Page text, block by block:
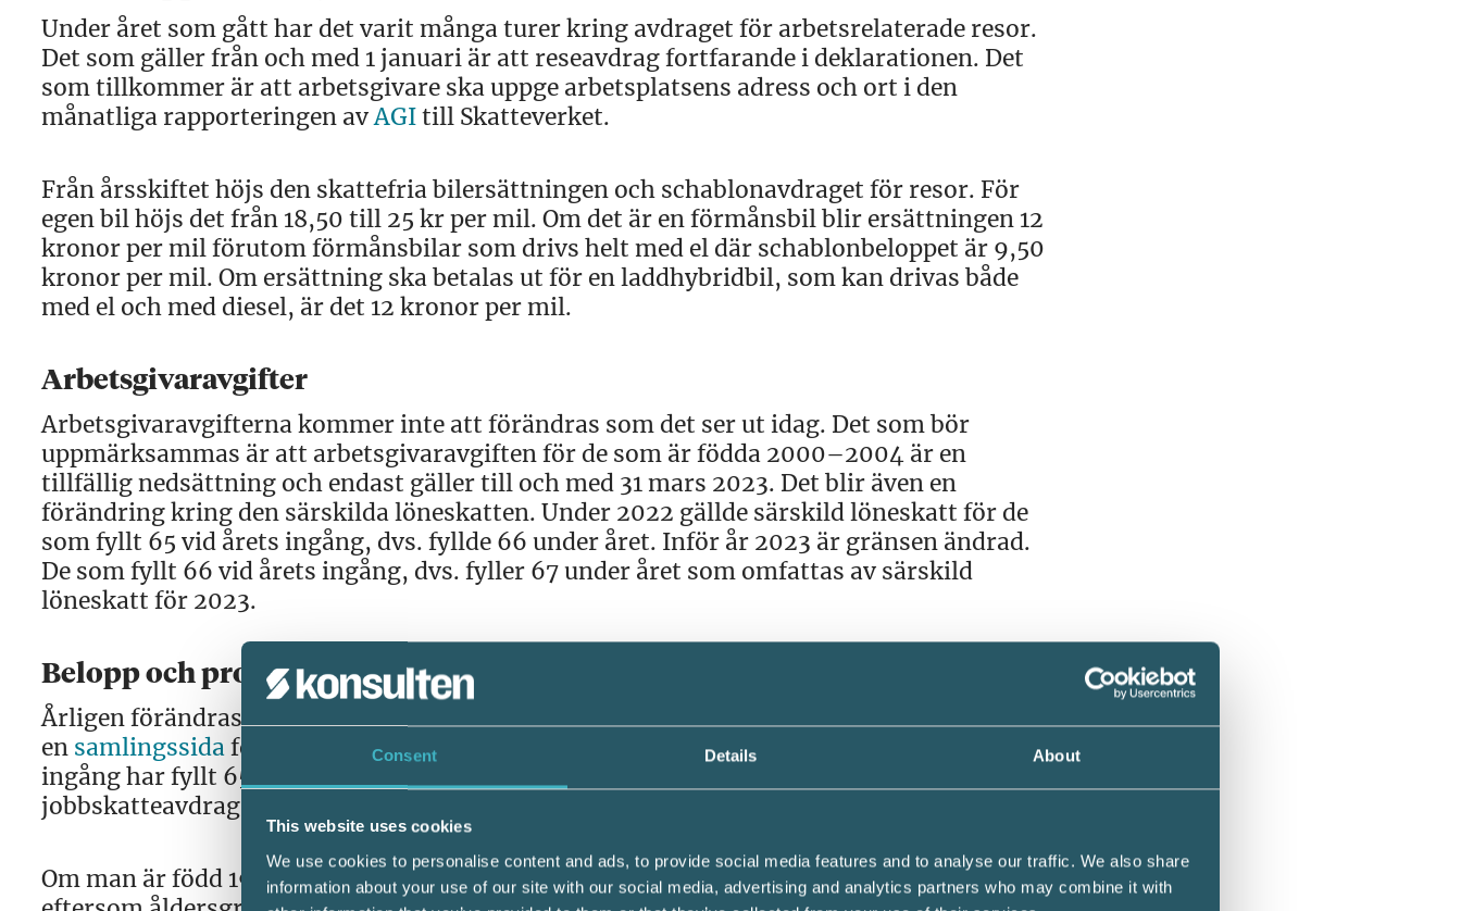
Consent Details About
This website uses cookies
We use cookies to personalise content and ads, to provide social media features and to analyse our traffic. We also share
information about your use of our site with our social media, advertising and analytics partners who may combine it with
Under året som gått har det varit många turer kring avdraget för arbetsrelaterade resor.
Det som gäller från och med 1 januari är att reseavdrag fortfarande i deklarationen. Det
som tillkommer är att arbetsgivare ska uppge arbetsplatsens adress och ort i den
månatliga rapporteringen avAGItill Skatteverket.
Från årsskiftet höjs den skattefria bilersättningen och schablonavdraget för resor. För
egen bil höjs det från 18,50 till 25 kr per mil. Om det är en förmånsbil blir ersättningen 12
kronor per mil förutom förmånsbilar som drivs helt med el där schablonbeloppet är 9,50
kronor per mil. Om ersättning ska betalas ut för en laddhybridbil, som kan drivas både
med el och med diesel, är det 12 kronor per mil.
Arbetsgivaravgifter
Arbetsgivaravgifterna kommer inte att förändras som det ser ut idag. Det som bör
uppmärksammas är att arbetsgivaravgiften för de som är födda 2000–2004 är en
tillfällig nedsättning och endast gäller till och med 31 mars 2023. Det blir även en
förändring kring den särskilda löneskatten. Under 2022 gällde särskild löneskatt för de
som fyllt 65 vid årets ingång, dvs. fyllde 66 under året. Inför år 2023 är gränsen ändrad.
De som fyllt 66 vid årets ingång, dvs. fyller 67 under året som omfattas av särskild
löneskatt för 2023.
Belopp och procent för 2023
Årligen förändras många belopp och procentsatser inom beskattningen. Skatteverket har
en samlingssidaför de belopp och procent som gäller för 2023. De personer som vid årets
ingång har fyllt 65 år, det vill säga födda 1957 eller tidigare, får även ett förstärkt
jobbskatteavdrag.
Om man är född 1956 eller tidigare blir det förhöjda grundavdraget relevant. Detta